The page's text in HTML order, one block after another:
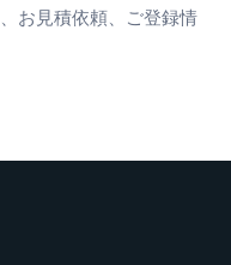
お見積依頼、ご登録情